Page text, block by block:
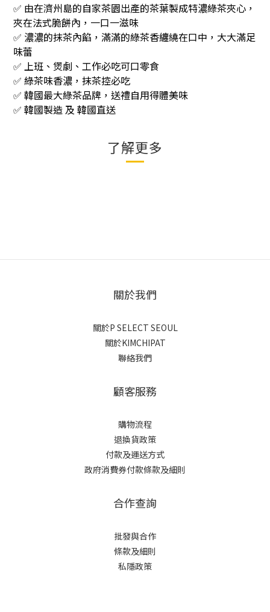
✅ 由在濟州島的自家茶園出產的茶葉製成特濃綠茶夾心，
夾在法式脆餅內，一口一滋味
✅ 濃濃的抹茶內餡，滿滿的綠茶香纏繞在口中，大大滿足
味蕾
✅ 上班、煲劇、工作必吃可口零食
✅ 綠茶味香濃，抹茶控必吃
✅ 韓國最大綠茶品牌，送禮自用得體美味
✅ 韓國製造及 韓國直送
了解更多
關於我們
關於P SELECT SEOUL
關於KIMCHIPAT
聯絡我們
顧客服務
購物流程
退換貨政策
付款及運送方式
政府消費券付款條款及細則
合作查詢
批發與合作
條款及細則
私隱政策